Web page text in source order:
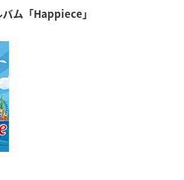
ム「Happiece」